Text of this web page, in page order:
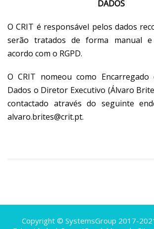
DADOS
O CRIT é responsável pelos dados
serão tratados de forma manual
acordo com o RGPD.
O CRIT nomeou como Encarregado
Dados o Diretor Executivo (Álvaro
contactado através do seguinte
alvaro.brites@crit.pt.
Copyright © SystemsGroup 2017-